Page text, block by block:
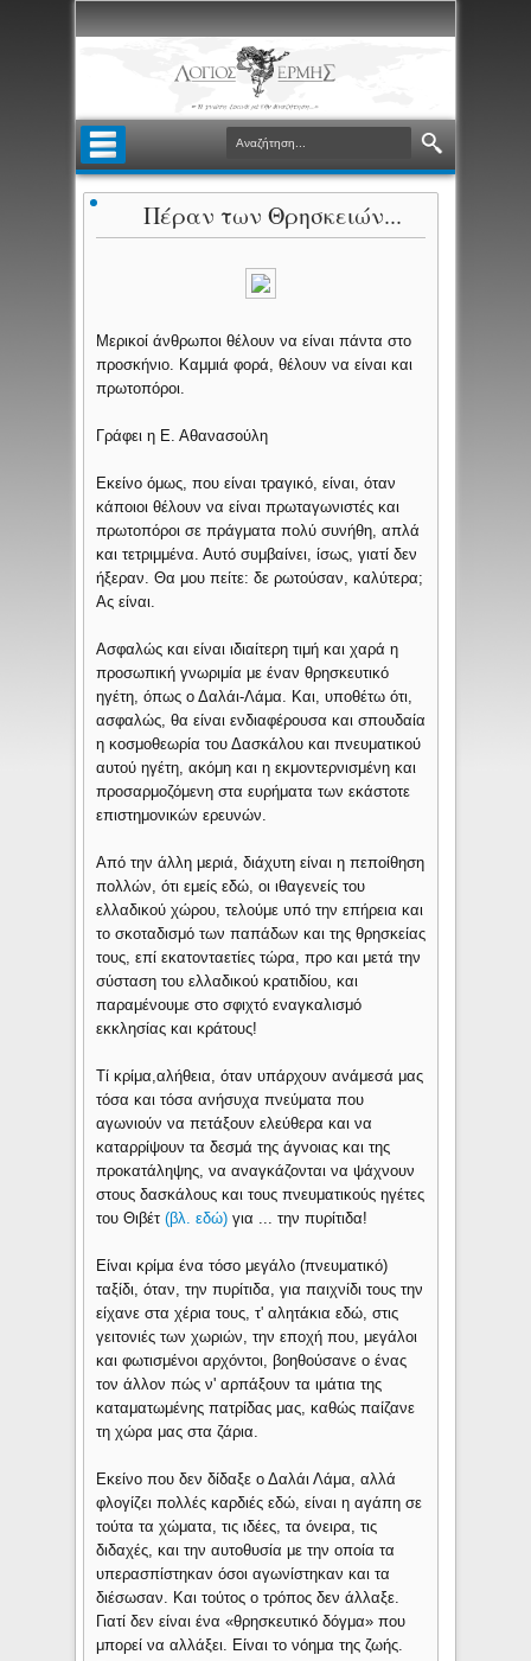
Πέραν των Θρησκειών...
Μερικοί άνθρωποι θέλουν να είναι πάντα στο
προσκήνιο. Καμμιά φορά, θέλουν να είναι και
πρωτοπόροι.
Γράφει η Ε. Αθανασούλη
Εκείνο όμως, που είναι τραγικό, είναι, όταν
κάποιοι θέλουν να είναι πρωταγωνιστές και
πρωτοπόροι σε πράγματα πολύ συνήθη, απλά
και τετριμμένα. Αυτό συμβαίνει, ίσως, γιατί δεν
ήξεραν. Θα μου πείτε: δε ρωτούσαν, καλύτερα;
Ας είναι.
Aσφαλώς και είναι ιδιαίτερη τιμή και χαρά η
προσωπική γνωριμία με έναν θρησκευτικό
ηγέτη, όπως ο Δαλάι-Λάμα. Και, υποθέτω ότι,
ασφαλώς, θα είναι ενδιαφέρουσα και σπουδαία
η κοσμοθεωρία του Δασκάλου και πνευματικού
αυτού ηγέτη, ακόμη και η εκμοντερνισμένη και
προσαρμοζόμενη στα ευρήματα των εκάστοτε
επιστημονικών ερευνών.
Από την άλλη μεριά, διάχυτη είναι η πεποίθηση
πολλών, ότι εμείς εδώ, οι ιθαγενείς του
ελλαδικού χώρου, τελούμε υπό την επήρεια και
το σκοταδισμό των παπάδων και της θρησκείας
τους, επί εκατονταετίες τώρα, προ και μετά την
σύσταση του ελλαδικού κρατιδίου, και
παραμένουμε στο σφιχτό εναγκαλισμό
εκκλησίας και κράτους!
Τί κρίμα,αλήθεια, όταν υπάρχουν ανάμεσά μας
τόσα και τόσα ανήσυχα πνεύματα που
αγωνιούν να πετάξουν ελεύθερα και να
καταρρίψουν τα δεσμά της άγνοιας και της
προκατάληψης, να αναγκάζονται να ψάχνουν
στους δασκάλους και τους πνευματικούς ηγέτες
του Θιβέτ (βλ. εδώ) για ... την πυρίτιδα!
Είναι κρίμα ένα τόσο μεγάλο (πνευματικό)
ταξίδι, όταν, την πυρίτιδα, για παιχνίδι τους την
είχανε στα χέρια τους, τ' αλητάκια εδώ, στις
γειτονιές των χωριών, την εποχή που, μεγάλοι
και φωτισμένοι αρχόντοι, βοηθούσανε ο ένας
τον άλλον πώς ν' αρπάξουν τα ιμάτια της
καταματωμένης πατρίδας μας, καθώς παίζανε
τη χώρα μας στα ζάρια.
Εκείνο που δεν δίδαξε ο Δαλάι Λάμα, αλλά
φλογίζει πολλές καρδιές εδώ, είναι η αγάπη σε
τούτα τα χώματα, τις ιδέες, τα όνειρα, τις
διδαχές, και την αυτοθυσία με την οποία τα
υπερασπίστηκαν όσοι αγωνίστηκαν και τα
διέσωσαν. Και τούτος ο τρόπος δεν άλλαξε.
Γιατί δεν είναι ένα «θρησκευτικό δόγμα» που
μπορεί να αλλάξει. Είναι το νόημα της ζωής.